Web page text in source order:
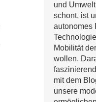
und
schont, ist
autonomes
Mobilität
wollen.
mit dem
unsere